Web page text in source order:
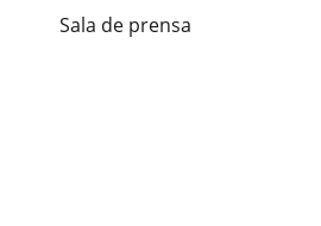
Sala de prensa